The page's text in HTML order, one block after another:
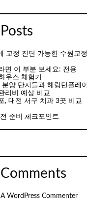
교정 진단 가능한 수원교정
면 이 부분 보세요: 전용
우스 체험기
양 단지들과 해링턴플레이
리비 예상 비교
, 대전 서구 치과 3곳 비교
준비 체크포인트
A WordPress Commenter